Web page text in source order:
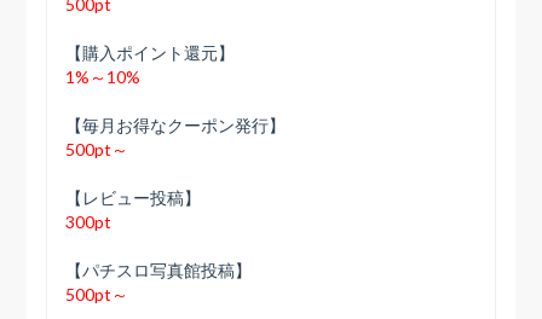
500pt
【購入ポイント還元】
1%～10%
【毎月お得なクーポン発行】
500pt～
【レビュー投稿】
300pt
【パチスロ写真館投稿】
500pt～